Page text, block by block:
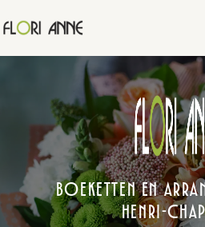
Boeketten en
Henri-